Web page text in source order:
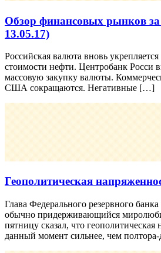
Обзор финансовых рынков
13.05.17)
Российская валюта вновь
стоимости нефти. Центробанк Росси
массовую закупку валюты.
США сокращаются. Негативные […]
Геополитическая
Глава Федерального резервного
обычно придерживающийся
пятницу сказал, что геополитическая
данный момент сильнее, чем